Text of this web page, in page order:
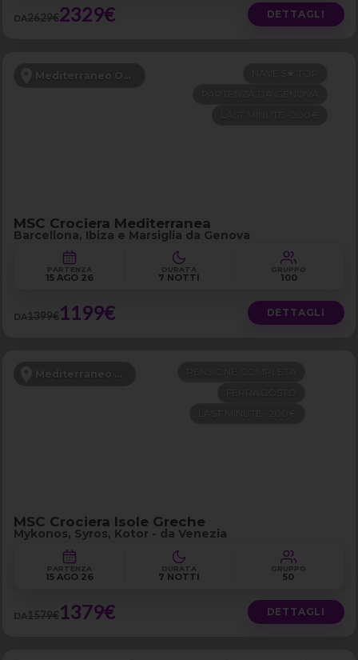
DA2629€2329€ DETTAGLI
Mediterraneo Occidentale
MSC Crociera Mediterranea
Barcellona, Ibiza e Marsiglia da Genova
PARTENZA
15 AGO 26
DURATA
7 NOTTI
GRUPPO
100
DA1399€1199€ DETTAGLI
Mediterraneo Orientale
MSC Crociera Isole Greche
Mykonos, Syros, Kotor - da Venezia
PARTENZA
15 AGO 26
DURATA
7 NOTTI
GRUPPO
50
DA1579€1379€ DETTAGLI